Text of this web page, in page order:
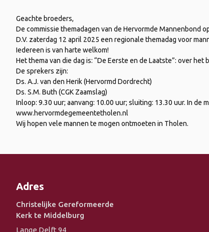
Geachte broeders,
De commissie themadagen van de Hervormde Mannenbond
D.V. zaterdag 12 april 2025 een regionale themadag voor
Iedereen is van harte welkom!
Het thema van die dag is: “De Eerste en de Laatste”: over
De sprekers zijn:
Ds. A.J. van den Herik (Hervormd Dordrecht)
Ds. S.M. Buth (CGK Zaamslag)
Inloop: 9.30 uur; aanvang: 10.00 uur; sluiting: 13.30 uur. In
www.hervormdegemeentetholen.nl
Wij hopen vele mannen te mogen ontmoeten in Tholen.
Adres
Christelijke Gereformeerde
Kerk te Middelburg
Lange Delft 94